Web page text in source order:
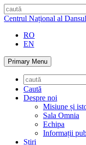
Skip
to
caută
Centrul Național al
RO
EN
Primary Menu
Caută
Despre noi
Misiune și
Sala Omnia
Echipa
Informații
Știri